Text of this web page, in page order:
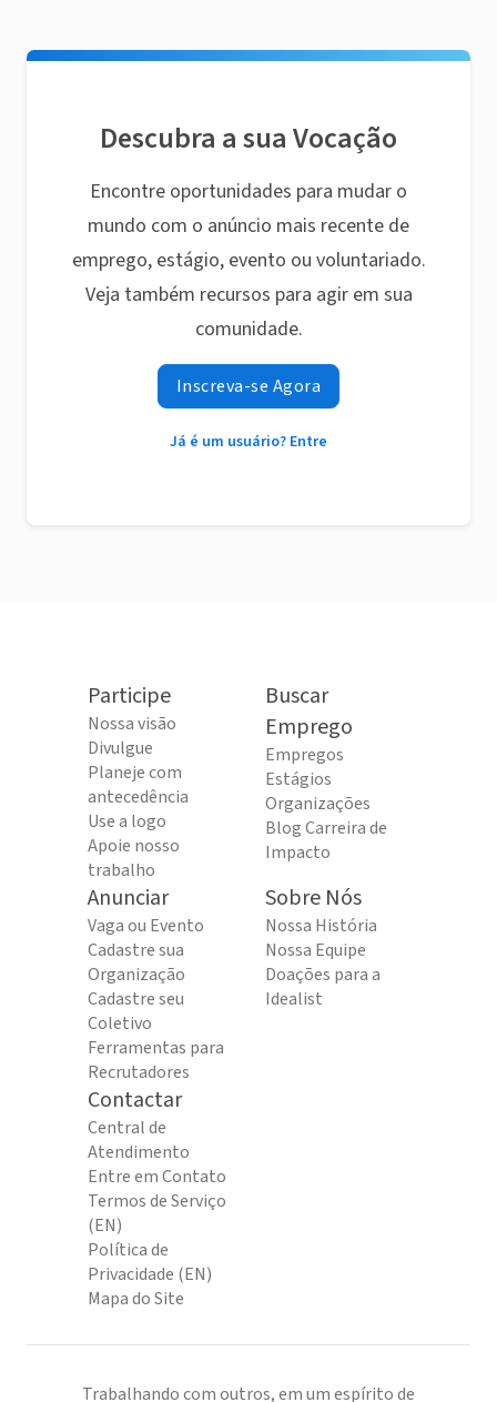
Descubra a sua Vocação
Encontre oportunidades para mudar o
mundo com o anúncio mais recente de
emprego, estágio, evento ou voluntariado.
Veja também recursos para agir em sua
comunidade.
Inscreva-se Agora
Já é um usuário? Entre
Participe
Nossa visão
Divulgue
Planeje com
antecedência
Use a logo
Apoie nosso
trabalho
Buscar
Emprego
Empregos
Estágios
Organizações
Blog Carreira de
Impacto
Anunciar
Vaga ou Evento
Cadastre sua
Organização
Cadastre seu
Coletivo
Ferramentas para
Recrutadores
Sobre Nós
Nossa História
Nossa Equipe
Doações para a
Idealist
Contactar
Central de
Atendimento
Entre em Contato
Termos de Serviço
(EN)
Política de
Privacidade (EN)
Mapa do Site
Trabalhando com outros, em um espírito de